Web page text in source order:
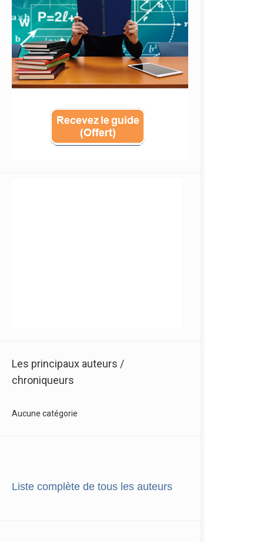
Les principaux auteurs /
chroniqueurs
Aucune catégorie
Liste complète de tous les auteurs